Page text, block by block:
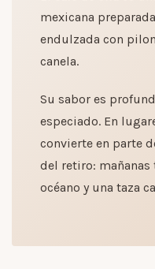
mexicana
endulzada con
canela.
Su sabor es
especiado. En
convierte en parte
del retiro:
océano y una taza